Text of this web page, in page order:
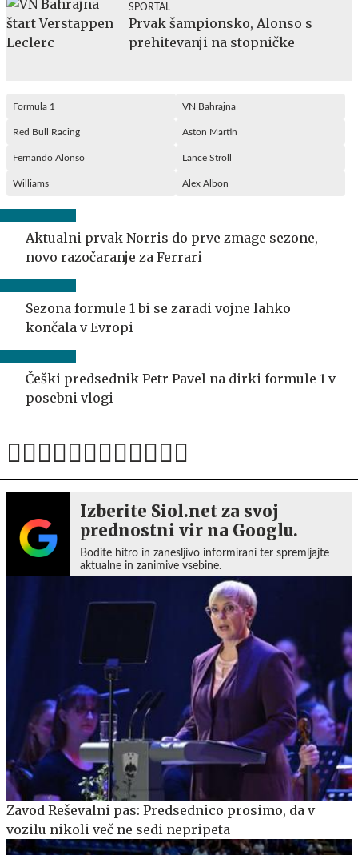
SPORTAL
Prvak šampionsko, Alonso s
prehitevanji na stopničke
Formula 1 VN Bahrajna
Red Bull Racing Aston Martin
Fernando Alonso Lance Stroll
Williams Alex Albon
Aktualni prvak Norris do prve zmage sezone,
novo razočaranje za Ferrari
Sezona formule 1 bi se zaradi vojne lahko
končala v Evropi
Češki predsednik Petr Pavel na dirki formule 1 v
posebni vlogi
Izberite Siol.net za svoj
prednostni vir na Googlu.
Bodite hitro in zanesljivo informirani ter spremljajte
aktualne in zanimive vsebine.
Zavod Reševalni pas: Predsednico prosimo, da v
vozilu nikoli več ne sedi nepripeta